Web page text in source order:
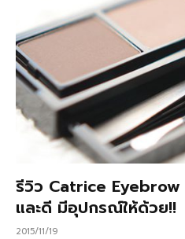
รีวิว Catrice Eyebrow
และดี มีอุปกรณ์ให้ด้วย!!
2015/11/19